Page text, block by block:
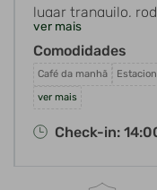
lugar tranquilo,
estrutura
Pousada Cheiro
Localizada em
do famoso Parque
oferece uma
para famílias,
ver mais
Comodidades
Café da manhã
ver mais
Check-in: 14:00